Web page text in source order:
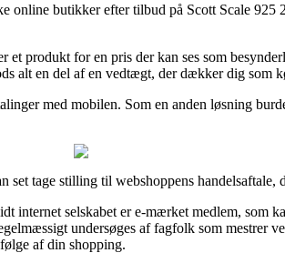
butikker efter tilbud på Scott Scale 925
produkt for en pris der kan ses som
alt en del af en vedtægt, der dækker dig som
med mobilen. Som en anden løsning
set tage stilling til webshoppens
internet selskabet er e-mærket medlem, som
undersøges af fagfolk som mestrer
af din shopping.